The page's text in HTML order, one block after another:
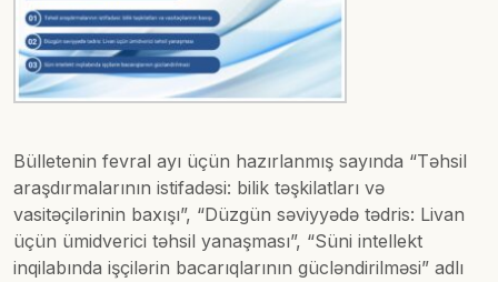
Bülletenin fevral ayı üçün hazırlanmış sayında “Təhsil
araşdırmalarının istifadəsi: bilik təşkilatları və
vasitəçilərinin baxışı”, “Düzgün səviyyədə tədris: Livan
üçün ümidverici təhsil yanaşması”, “Süni intellekt
inqilabında işçilərin bacarıqlarının gücləndirilməsi” adlı